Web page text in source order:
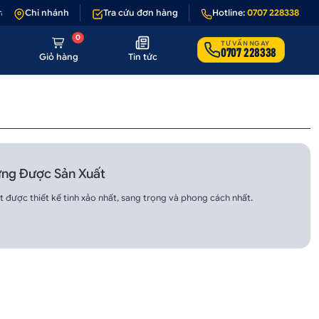
- 1 nếu sản phẩm lỗi hoặc không đúng hình ảnh • Giảm 50.000₫ phí
Chi nhánh Tra cứu đơn hàng Hotline: 0707 228338
Giỏ hàng
0
Tin tức
TƯ VẤN NGAY
0707 228338
Được Sản Xuất
được thiết kế tinh xảo nhất, sang trọng và phong cách nhất.